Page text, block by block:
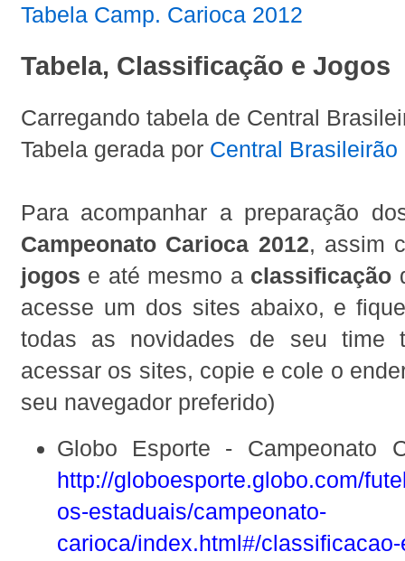
Tabela Camp. Carioca 2012
Tabela, Classificação e Jogos
Carregando tabela de Central
Tabela gerada por Central Brasileirão
Para acompanhar a preparação
Campeonato Carioca 2012, assim
jogos e até mesmo a classificação
acesse um dos sites abaixo, e
todas as novidades de seu time
acessar os sites, copie e cole o
seu navegador preferido)
Globo Esporte - Campeonato
http://globoesporte.globo.com/
os-estaduais/campeonato-
carioca/index.html#/